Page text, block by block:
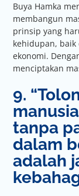
Buya Hamka
membangun
prinsip yang
kehidupan,
ekonomi.
menciptakan
9.
tanpa
dalam
adalah